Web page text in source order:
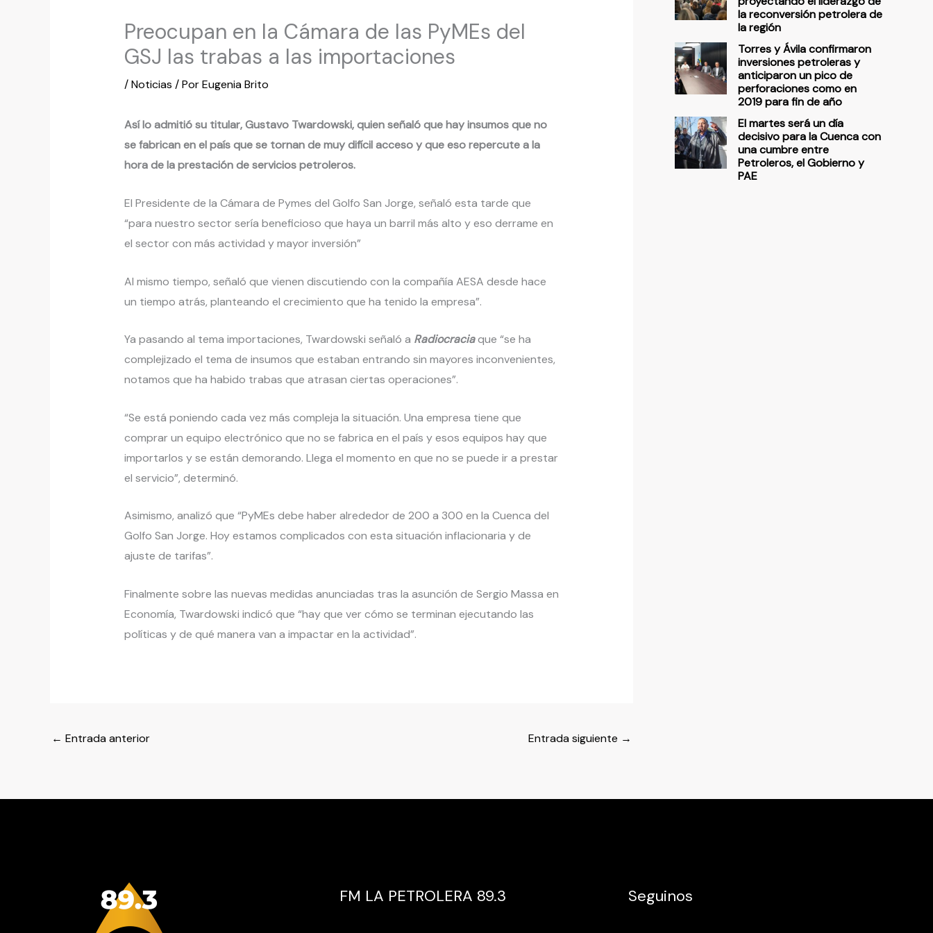
Preocupan en la Cámara de las PyMEs del
GSJ las trabas a las importaciones
/Noticias / PorEugenia Brito
Así lo admitió su titular, Gustavo Twardowski, quien señaló que hay insumos que no
se fabrican en el país que se tornan de muy difícil acceso y que eso repercute a la
hora de la prestación de servicios petroleros.
El Presidente de la Cámara de Pymes del Golfo San Jorge, señaló esta tarde que
“para nuestro sector sería beneficioso que haya un barril más alto y eso derrame en
el sector con más actividad y mayor inversión”
Al mismo tiempo, señaló que vienen discutiendo con la compañía AESA desde hace
un tiempo atrás, planteando el crecimiento que ha tenido la empresa”.
Ya pasando al tema importaciones, Twardowski señaló a Radiocraciaque “se ha
complejizado el tema de insumos que estaban entrando sin mayores inconvenientes,
notamos que ha habido trabas que atrasan ciertas operaciones”.
“Se está poniendo cada vez más compleja la situación. Una empresa tiene que
comprar un equipo electrónico que no se fabrica en el país y esos equipos hay que
importarlos y se están demorando. Llega el momento en que no se puede ir a prestar
el servicio”, determinó.
Asimismo, analizó que “PyMEs debe haber alrededor de 200 a 300 en la Cuenca del
Golfo San Jorge. Hoy estamos complicados con esta situación inflacionaria y de
ajuste de tarifas”.
Finalmente sobre las nuevas medidas anunciadas tras la asunción de Sergio Massa en
Economía, Twardowski indicó que “hay que ver cómo se terminan ejecutando las
políticas y de qué manera van a impactar en la actividad”.
← Entrada anterior Entrada siguiente →
la reconversión petrolera de
la región
Torres y Ávila confirmaron
inversiones petroleras y
anticiparon un pico de
perforaciones como en
2019 para fin de año
El martes será un día
decisivo para la Cuenca con
una cumbre entre
Petroleros, el Gobierno y
PAE
FM LA PETROLERA 89.3 Seguinos